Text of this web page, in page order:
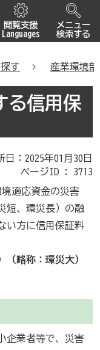
閲覧支援
Languages
メニュー
検索する
す 産業環境部
る信用保
日：2025年01月30日
ページID : 3713
適応資金の災害
短、環災長）の融
い方に信用保証料
（略称：環災大）
企業者等で、災害